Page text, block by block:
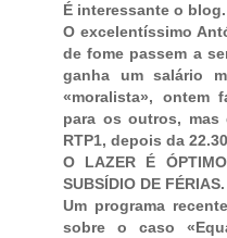
É interessante o blog.
O excelentíssimo
de fome passem a
ganha um salário
«moralista», ontem
para os outros,
RTP1, depois da
O LAZER É
SUBSÍDIO DE FÉRIAS.
Um programa
sobre o caso